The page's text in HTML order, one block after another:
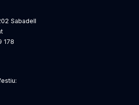
Sabadell
178